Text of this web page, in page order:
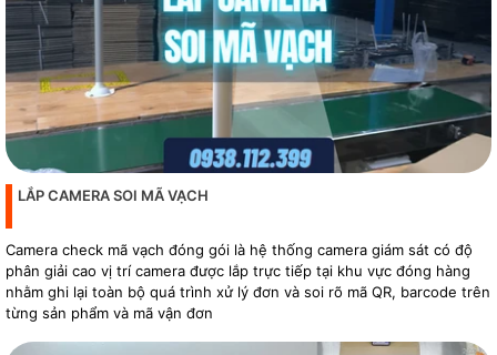
LẮP CAMERA SOI MÃ VẠCH
Camera check mã vạch đóng gói là hệ thống camera giám sát có độ
phân giải cao vị trí camera được lắp trực tiếp tại khu vực đóng hàng
nhằm ghi lại toàn bộ quá trình xử lý đơn và soi rõ mã QR, barcode trên
từng sản phẩm và mã vận đơn